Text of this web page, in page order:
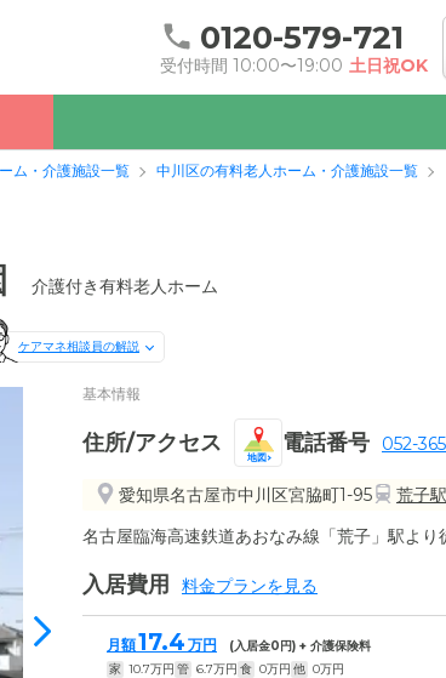
0120-579-721
受付時間 10:00〜19:00 土日祝OK
ム・介護施設一覧 中川区の有料老人ホーム・介護施設一覧
介護付き有料老人ホーム
ケアマネ相談員の解説
基本情報
住所/アクセス
地図
電話番号 052-
愛知県名古屋市中川区宮脇町1-95 荒子駅
名古屋臨海高速鉄道あおなみ線「荒子」駅より
入居費用 料金プランを見る
月額17.4 万円 (入居金0円) + 介護保険料
家 10.7万円 管 6.7万円 食 0万円 他 0万円